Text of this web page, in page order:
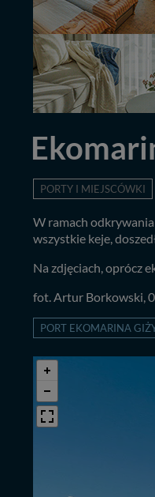
PORTY I MIEJSCÓWKI
W ramach
wszystkie keje,
Na zdjęciach, oprócz
fot. Artur Borkowski,
PORT EKOMARINA